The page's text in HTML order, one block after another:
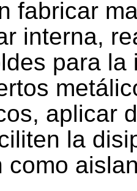
fabricar
interna,
para la
aplicar
la
como